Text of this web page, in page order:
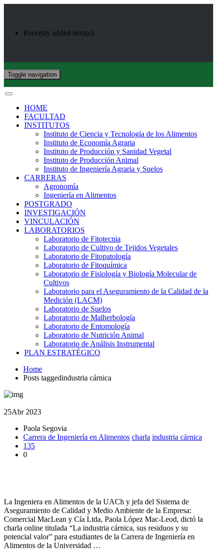
Recently added item(s)
Toggle navigation
HOME
FACULTAD
INSTITUTOS
Instituto de Ciencia y Tecnología de los Alimentos
Instituto de Economía Agraria
Instituto de Producción y Sanidad Vegetal
Instituto de Producción Animal
Instituto de Ingeniería Agraria y Suelos
CARRERAS
Agronomía
Ingeniería en Alimentos
POSTGRADO
INVESTIGACIÓN
VINCULACIÓN
LABORATORIOS
Laboratorio de Fitotecnia
Laboratorio de Cultivo de Tejidos Vegetales
Laboratorio de Fitopatología
Laboratorio de Fitoquímica
Laboratorio de Fisiología y Biología Molecular de
Cultivos
Laboratorio para el Aseguramiento de la Calidad de la
Medición (LACM)
Laboratorio de Suelos
Laboratorio de Malherbología
Laboratorio de Entomología
Laboratorio de Nutrición Animal
Laboratorio de Análisis Instrumental
PLAN ESTRATÉGICO
Home
Posts taggedindustria cárnica
25Abr 2023
Paola Segovia
Carrera de Ingeniería en Alimentos charla industria cárnica
135
0
La Ingeniera en Alimentos de la UACh y jefa del Sistema de
Aseguramiento de Calidad y Medio Ambiente de la Empresa:
Comercial MacLean y Cía Ltda, Paola López Mac-Leod, dictó la
charla online titulada “La industria cárnica, sus residuos y su
potencial valor” para estudiantes de la Carrera de Ingeniería en
Alimentos de la Universidad …